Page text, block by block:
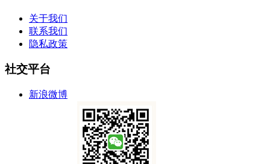
关于我们
联系我们
隐私政策
社交平台
新浪微博